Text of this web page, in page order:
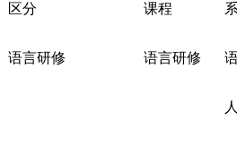
区分 课程
语言研修 语言研修